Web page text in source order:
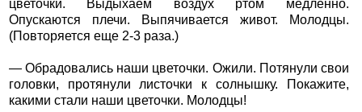
цветочки. Выдыхаем воздух ртом медленно.
Опускаются плечи. Выпячивается живот. Молодцы.
(Повторяется еще 2-3 раза.)
— Обрадовались наши цветочки. Ожили. Потянули свои
головки, протянули листочки к солнышку. Покажите,
какими стали наши цветочки. Молодцы!